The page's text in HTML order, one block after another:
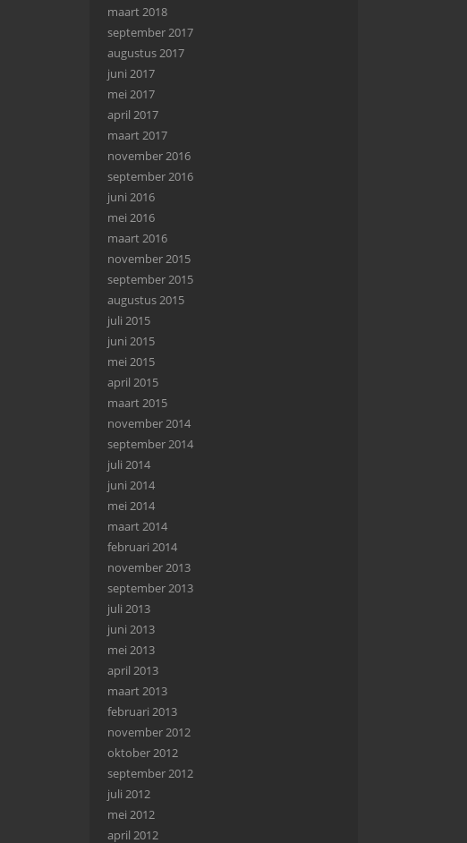
maart 2018
september 2017
augustus 2017
juni 2017
mei 2017
april 2017
maart 2017
november 2016
september 2016
juni 2016
mei 2016
maart 2016
november 2015
september 2015
augustus 2015
juli 2015
juni 2015
mei 2015
april 2015
maart 2015
november 2014
september 2014
juli 2014
juni 2014
mei 2014
maart 2014
februari 2014
november 2013
september 2013
juli 2013
juni 2013
mei 2013
april 2013
maart 2013
februari 2013
november 2012
oktober 2012
september 2012
juli 2012
mei 2012
april 2012